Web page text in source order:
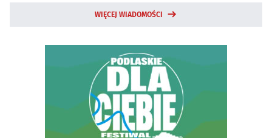
WIĘCEJ WIADOMOŚCI